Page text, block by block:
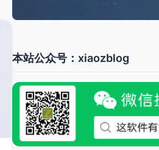
本站公众号：xiaozblog